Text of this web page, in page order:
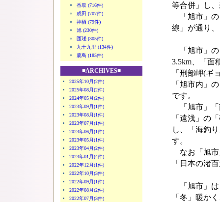
香取 (716件)
成田 (707件)
神栖 (79件)
旭 (230件)
匝瑳 (305件)
九十九里 (134件)
鹿島 (185件)
■ARCHIVES■
2025年10月(2件)
2025年08月(2件)
2024年05月(2件)
2023年09月(1件)
2023年08月(1件)
2023年07月(1件)
2023年06月(1件)
2023年05月(1件)
2023年04月(2件)
2023年01月(4件)
2022年12月(1件)
2022年10月(3件)
2022年09月(1件)
2022年08月(2件)
2022年07月(3件)
等合併」し
「旭市」の
線」が通り
「旭市」の
3.5km、「面
「刑部岬(ギ
「旭市内」
です。
「旭市」「
「遠浅」の
し、「海釣
す。
なお「旭市
「日本の渚
「旭市」は
「冬」暖か